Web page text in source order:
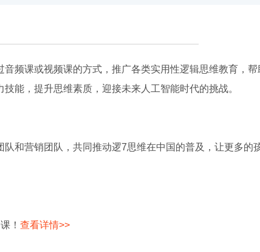
频课或视频课的方式，推广各类实用性逻辑思维教育，帮
能，提升思维素质，迎接未来人工智能时代的挑战。
和营销团队，共同推动逻7思维在中国的普及，让更多的
！ 查看详情>>